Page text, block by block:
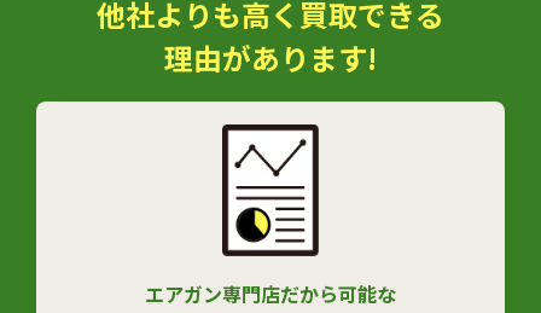
他社よりも高く買取できる
理由があります!
エアガン専門店だから可能な